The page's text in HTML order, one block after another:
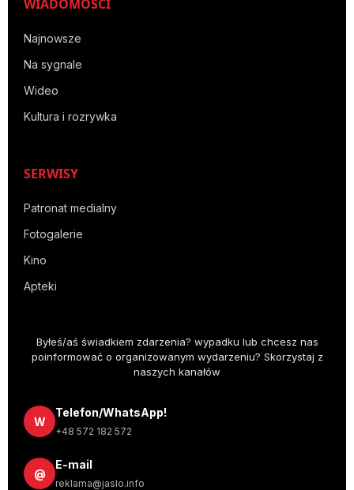
WIADOMOŚCI
Najnowsze
Na sygnale
Wideo
Kultura i rozrywka
SERWISY
Patronat medialny
Fotogalerie
Kino
Apteki
Byłeś/aś świadkiem zdarzenia? wypadku lub chcesz nas
poinformować o organizowanym wydarzeniu? Skorzystaj z
naszych kanałów
W
Telefon/WhatsApp!
+48 572 182 572
@
E-mail
reklama@jaslo.info